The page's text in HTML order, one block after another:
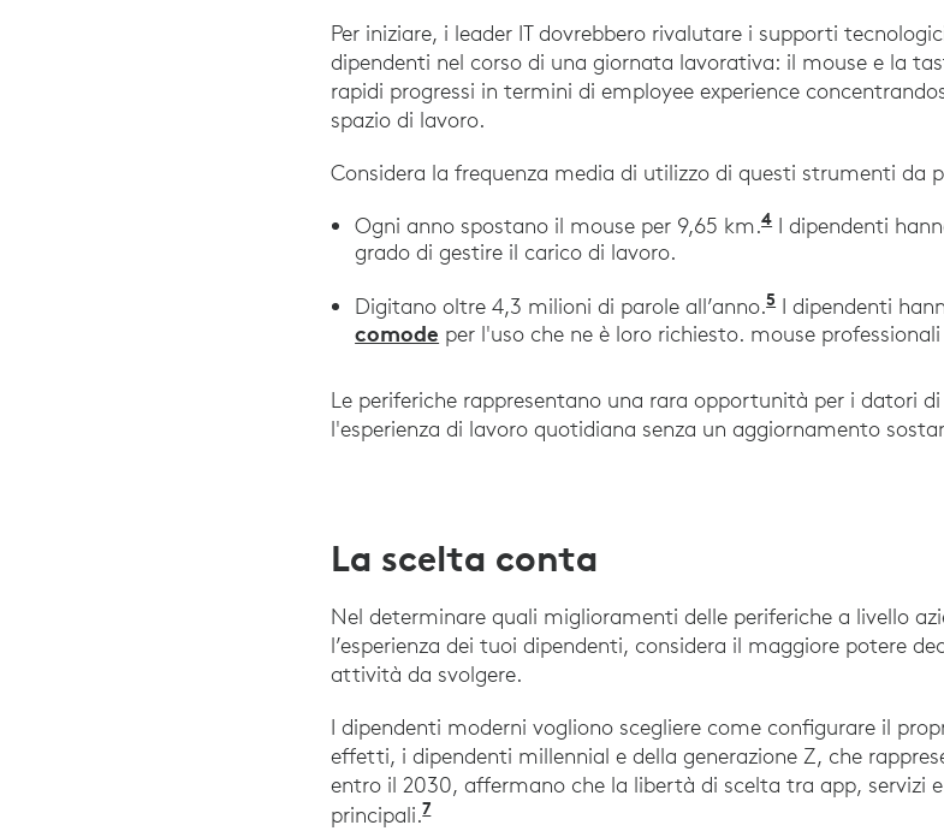
Per iniziare, i leader IT dovrebbero rivalutare i supporti
dipendenti nel corso di una giornata lavorativa: il mouse e la
rapidi progressi in termini di employee experience
spazio di lavoro.
Considera la frequenza media di utilizzo di questi strumenti da
Ogni anno spostano il mouse per 9,65 km.4“Wellnomics
I dipendenti
grado di gestire il carico di lavoro.
Digitano oltre 4,3 milioni di parole all’anno.5"The Time
I dipendenti
comode per l'uso che ne è loro richiesto. mouse
Le periferiche rappresentano una rara opportunità per i datori
l'esperienza di lavoro quotidiana senza un aggiornamento
La scelta conta
Nel determinare quali miglioramenti delle periferiche a livello
l’esperienza dei tuoi dipendenti, considera il maggiore potere
attività da svolgere.
I dipendenti moderni vogliono scegliere come configurare il
effetti, i dipendenti millennial e della generazione Z, che
entro il 2030, affermano che la libertà di scelta tra app, servizi
principali.7“The Next-Gen Workforce: Five Key Tech Areas